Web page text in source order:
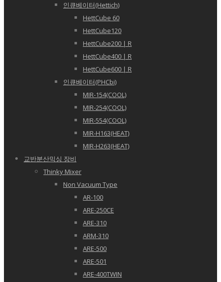
인큐베이터(Hettich)
HettCube 60
HettCube120
HettCube200 | R
HettCube400 | R
HettCube600 | R
인큐베이터(PHCbi)
MIR-154(COOL)
MIR-254(COOL)
MIR-554(COOL)
MIR-H163(HEAT)
MIR-H263(HEAT)
교반분산믹싱 장비
Thinky Mixer
Non Vacuum Type
AR-100
ARE-250CE
ARE-310
ARM-310
ARE-500
ARE-501
ARE-400TWIN